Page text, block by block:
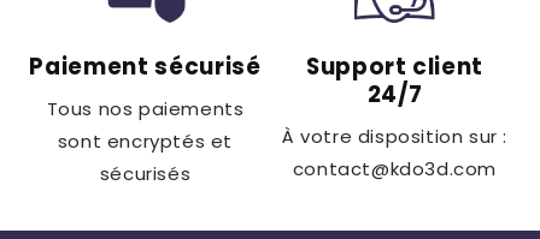
Paiement sécurisé
Tous nos paiements
sont encryptés et
sécurisés
Support client
24/7
À votre disposition sur :
contact@kdo3d.com